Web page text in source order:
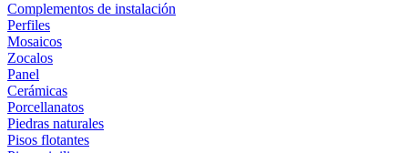
Complementos de instalación
Perfiles
Mosaicos
Zocalos
Panel
Cerámicas
Porcellanatos
Piedras naturales
Pisos flotantes